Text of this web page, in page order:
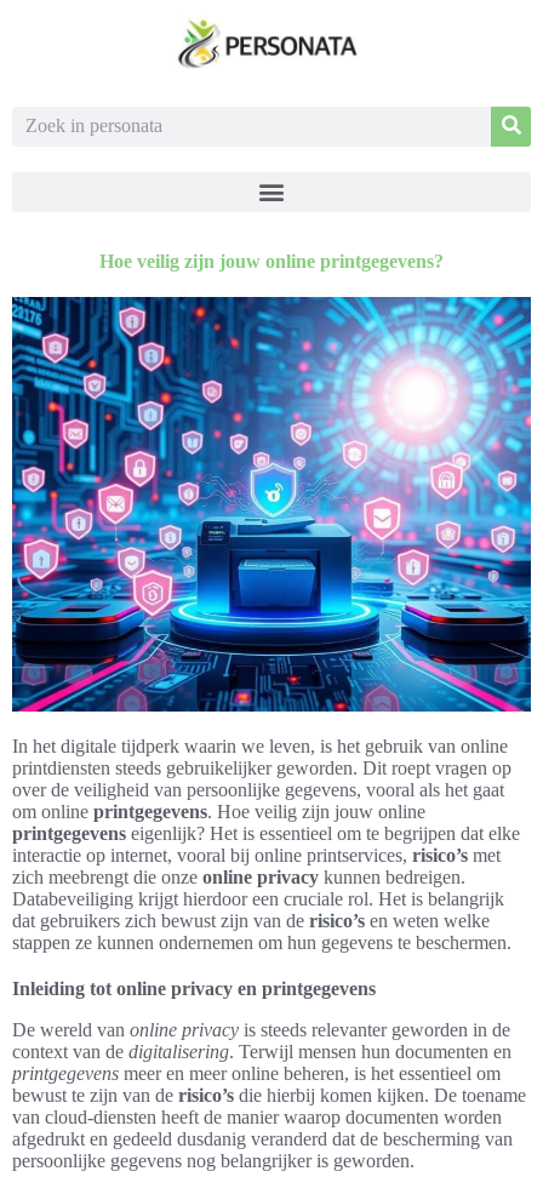
Hoe veilig zijn jouw online printgegevens?
In het digitale tijdperk waarin we leven, is het gebruik van online
printdiensten steeds gebruikelijker geworden. Dit roept vragen op
over de veiligheid van persoonlijke gegevens, vooral als het gaat
om online printgegevens. Hoe veilig zijn jouw online
printgegevens eigenlijk? Het is essentieel om te begrijpen dat elke
interactie op internet, vooral bij online printservices, risico’s met
zich meebrengt die onze online privacy kunnen bedreigen.
Databeveiliging krijgt hierdoor een cruciale rol. Het is belangrijk
dat gebruikers zich bewust zijn van de risico’s en weten welke
stappen ze kunnen ondernemen om hun gegevens te beschermen.
Inleiding tot online privacy en printgegevens
De wereld van online privacy is steeds relevanter geworden in de
context van de digitalisering. Terwijl mensen hun documenten en
printgegevens meer en meer online beheren, is het essentieel om
bewust te zijn van de risico’s die hierbij komen kijken. De toename
van cloud-diensten heeft de manier waarop documenten worden
afgedrukt en gedeeld dusdanig veranderd dat de bescherming van
persoonlijke gegevens nog belangrijker is geworden.